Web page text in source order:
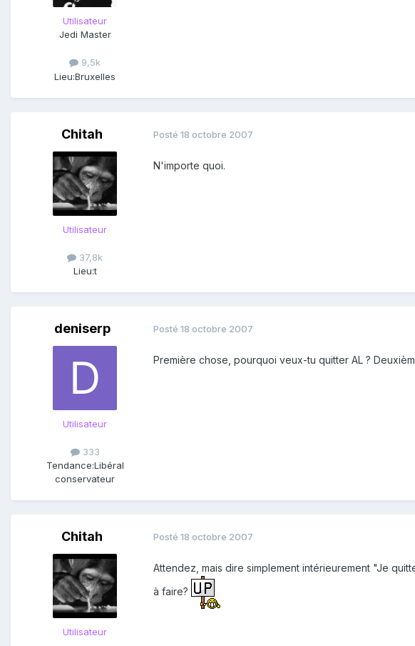
Utilisateur
Jedi Master
9,5k
Lieu:Bruxelles
Chitah
Utilisateur
37,8k
Lieu:t
Posté 18 octobre 2007
N'importe quoi.
deniserp
Utilisateur
333
Tendance:Libéral
conservateur
Posté 18 octobre 2007
Première chose, pourquoi veux-tu quitter AL ?
Chitah
Utilisateur
Posté 18 octobre 2007
Attendez, mais dire simplement intérieurement "Je
à faire?